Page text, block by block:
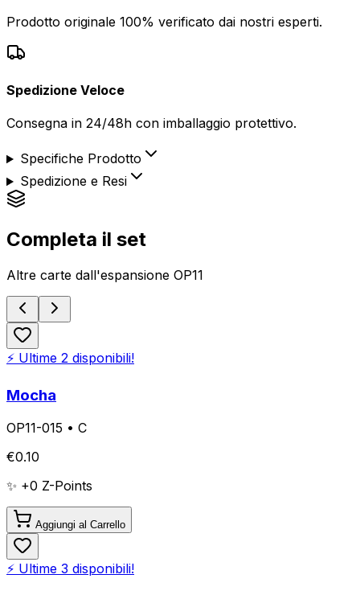
Prodotto originale 100% verificato dai nostri esperti.
Spedizione Veloce
Consegna in 24/48h con imballaggio protettivo.
Specifiche Prodotto
Spedizione e Resi
Completa il set
Altre carte dall'espansione OP11
⚡ Ultime 2 disponibili!
Mocha
OP11-015 • C
€0.10
✨ +0 Z-Points
Aggiungi al Carrello
⚡ Ultime 3 disponibili!